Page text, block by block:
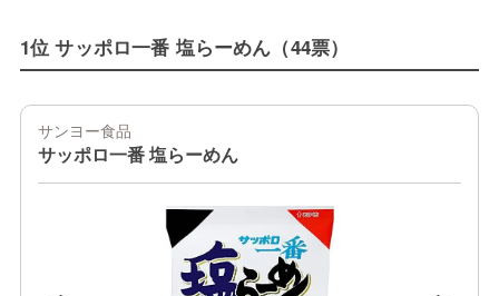
1位 サッポロ一番 塩らーめん（44票）
サンヨー食品
サッポロ一番 塩らーめん